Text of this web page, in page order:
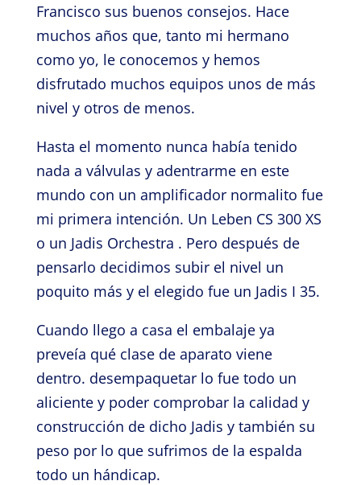
Francisco sus buenos consejos. Hace
muchos años que, tanto mi hermano
como yo, le conocemos y hemos
disfrutado muchos equipos unos de más
nivel y otros de menos.
Hasta el momento nunca había tenido
nada a válvulas y adentrarme en este
mundo con un amplificador normalito fue
mi primera intención. Un Leben CS 300 XS
o un Jadis Orchestra . Pero después de
pensarlo decidimos subir el nivel un
poquito más y el elegido fue un Jadis I 35.
Cuando llego a casa el embalaje ya
preveía qué clase de aparato viene
dentro. desempaquetar lo fue todo un
aliciente y poder comprobar la calidad y
construcción de dicho Jadis y también su
peso por lo que sufrimos de la espalda
todo un hándicap.